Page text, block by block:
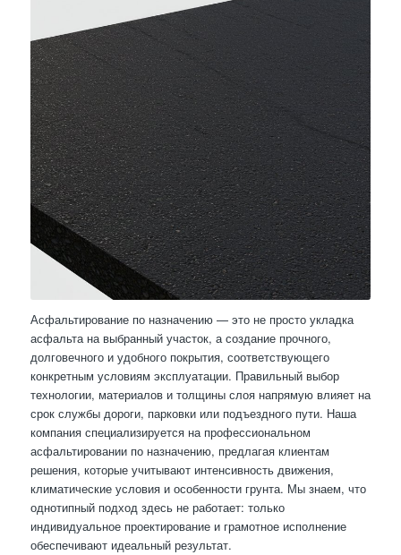
Асфальтирование по назначению — это не просто укладка
асфальта на выбранный участок, а создание прочного,
долговечного и удобного покрытия, соответствующего
конкретным условиям эксплуатации. Правильный выбор
технологии, материалов и толщины слоя напрямую влияет на
срок службы дороги, парковки или подъездного пути. Наша
компания специализируется на профессиональном
асфальтировании по назначению, предлагая клиентам
решения, которые учитывают интенсивность движения,
климатические условия и особенности грунта. Мы знаем, что
однотипный подход здесь не работает: только
индивидуальное проектирование и грамотное исполнение
обеспечивают идеальный результат.